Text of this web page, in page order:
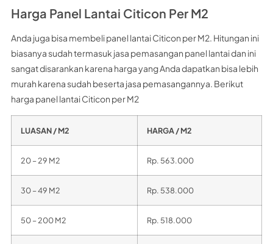
Harga Panel Lantai Citicon Per M2
Anda juga bisa membeli panel lantai Citicon per M2. Hitungan ini
biasanya sudah termasuk jasa pemasangan panel lantai dan ini
sangat disarankan karena harga yang Anda dapatkan bisa lebih
murah karena sudah beserta jasa pemasangannya. Berikut
harga panel lantai Citicon per M2
LUASAN / M2 HARGA / M2
20 – 29 M2 Rp. 563.000
30 – 49 M2 Rp. 538.000
50 – 200 M2 Rp. 518.000